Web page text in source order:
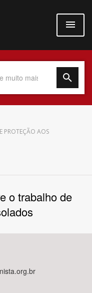
PROTEÇÃO AOS
o trabalho de